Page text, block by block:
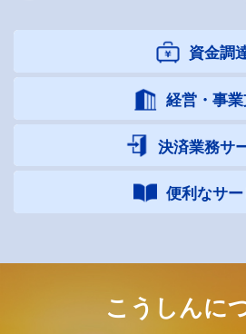
資金調
経営・事
決済業務サ
便利なサ
こうしんに